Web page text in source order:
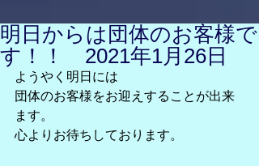
明日からは団体のお客様で
す！！ 2021年1月26日
ようやく明日には
団体のお客様をお迎えすることが出来
ます。
心よりお待ちしております。